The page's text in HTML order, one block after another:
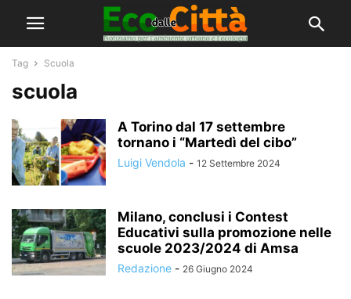
Tag Scuola
scuola
A Torino dal 17 settembre
tornano i “Martedì del cibo”
Luigi Vendola - 12 Settembre 2024
Milano, conclusi i Contest
Educativi sulla promozione nelle
scuole 2023/2024 di Amsa
Redazione - 26 Giugno 2024